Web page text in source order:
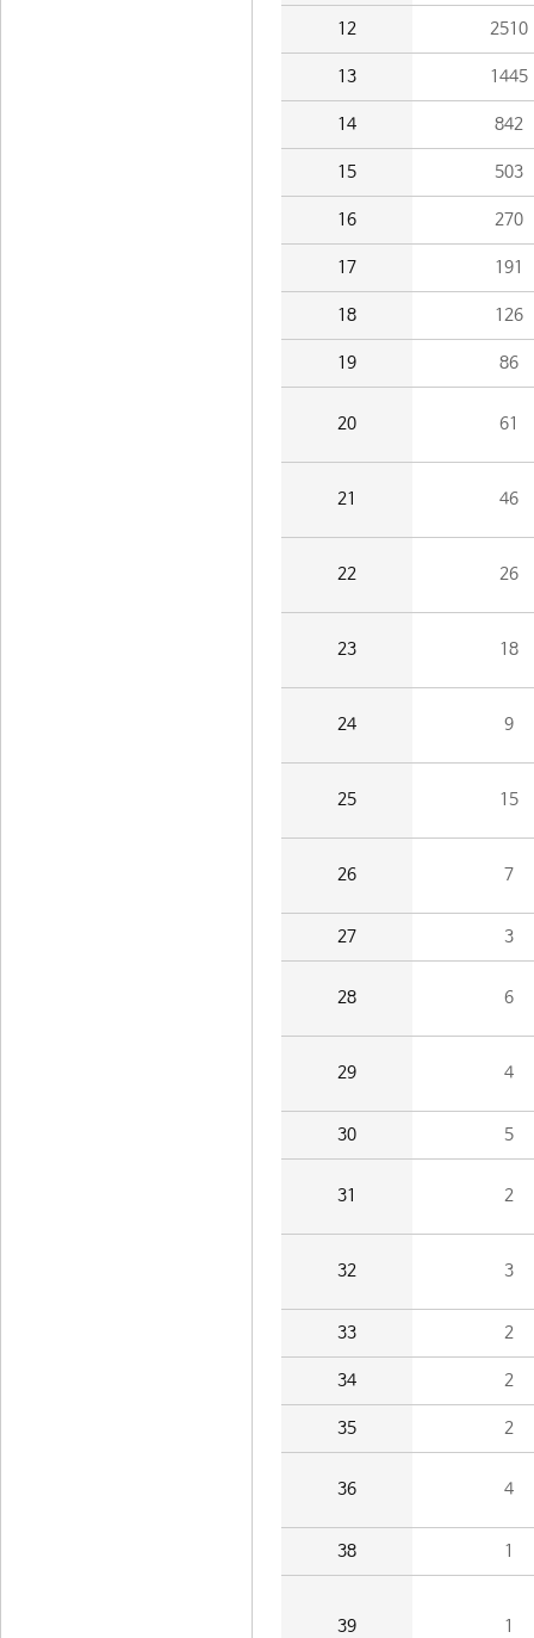
12 2510
13 1445
14 842
15 503
16 270
17 191
18 126
19 86
20 61
21 46
22 26
23 18
24 9
25 15
26 7
27 3
28 6
29 4
30 5
31 2
32 3
33 2
34 2
35 2
36 4
38 1
39 1